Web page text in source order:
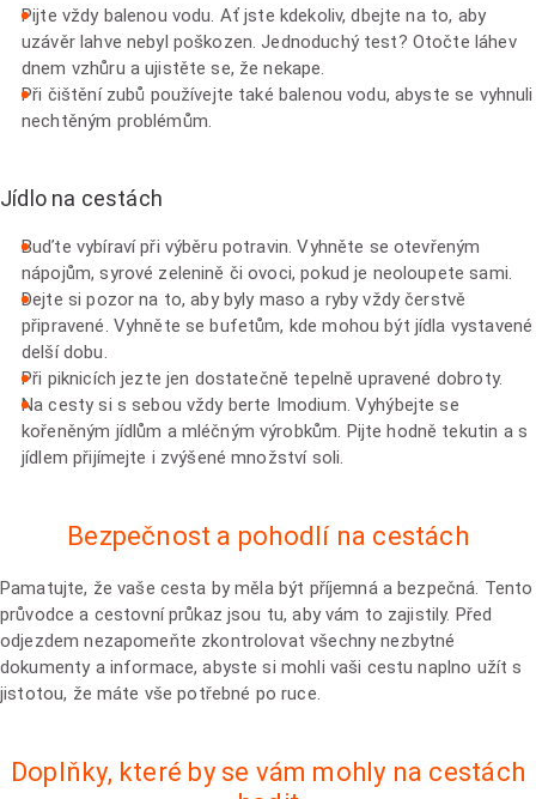
Pijte vždy balenou vodu. Ať jste kdekoliv, dbejte na to, aby
uzávěr lahve nebyl poškozen. Jednoduchý test? Otočte láhev
dnem vzhůru a ujistěte se, že nekape.
Při čištění zubů používejte také balenou vodu, abyste se vyhnuli
nechtěným problémům.
Jídlo na cestách
Buďte vybíraví při výběru potravin. Vyhněte se otevřeným
nápojům, syrové zelenině či ovoci, pokud je neoloupete sami.
Dejte si pozor na to, aby byly maso a ryby vždy čerstvě
připravené. Vyhněte se bufetům, kde mohou být jídla vystavené
delší dobu.
Při piknicích jezte jen dostatečně tepelně upravené dobroty.
Na cesty si s sebou vždy berte Imodium. Vyhýbejte se
kořeněným jídlům a mléčným výrobkům. Pijte hodně tekutin a s
jídlem přijímejte i zvýšené množství soli.
Bezpečnost a pohodlí na cestách
Pamatujte, že vaše cesta by měla být příjemná a bezpečná. Tento
průvodce a cestovní průkaz jsou tu, aby vám to zajistily. Před
odjezdem nezapomeňte zkontrolovat všechny nezbytné
dokumenty a informace, abyste si mohli vaši cestu naplno užít s
jistotou, že máte vše potřebné po ruce.
Doplňky, které by se vám mohly na cestách